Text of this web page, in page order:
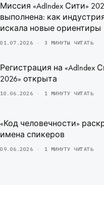
Миссия «AdIndex Сити»
выполнена: как
искала новые ориентиры
01.07.2026 3 МИНУТЫ ЧИТАТЬ
Регистрация на «AdIndex
2026» открыта
10.06.2026 1 МИНУТУ ЧИТАТЬ
«Код человечности»
имена спикеров
09.06.2026 1 МИНУТУ ЧИТАТЬ